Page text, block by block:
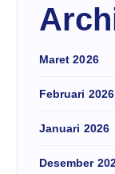
Maret 2026
Februari 2026
Januari 2026
Desember